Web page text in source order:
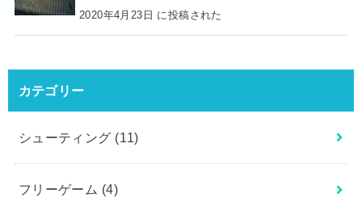
2020年4月23日 に投稿された
カテゴリー
シューティング (11)
フリーゲーム (4)